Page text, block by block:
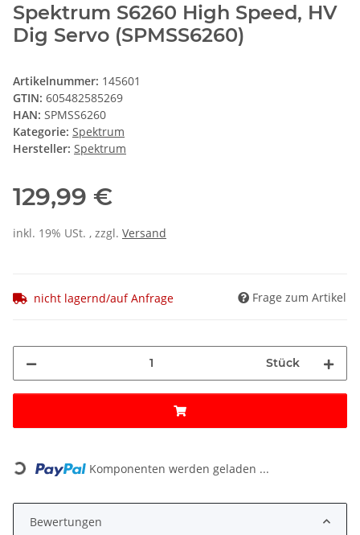
Spektrum S6260 High Speed, HV
Dig Servo (SPMSS6260)
Artikelnummer: 145601
GTIN: 605482585269
HAN: SPMSS6260
Kategorie: Spektrum
Hersteller: Spektrum
129,99 €
inkl. 19% USt. , zzgl. Versand
nicht lagernd/auf Anfrage Frage zum Artikel
Stück
Loading... Komponenten werden geladen ...
Bewertungen